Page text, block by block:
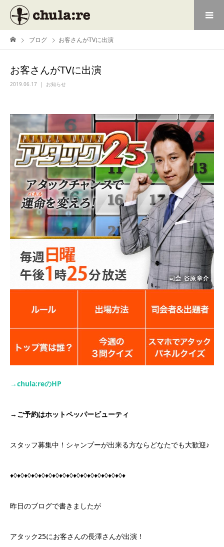
ブログ お客さんがTVに出演
お客さんがTVに出演
2019.06.17 お知らせ
→chula:reのHP
→ ご予約はホットペッパービューティ
スタッフ募集中！シャンプーが出来る方ならどなたでも大歓迎♪
♦◊♦◊♦◊♦◊♦◊♦◊♦◊♦◊♦◊♦◊♦◊♦◊♦◊♦◊♦◊♦◊♦
昨日のブログで書きましたが
アタック25にお客さんの長澤さんが出演！